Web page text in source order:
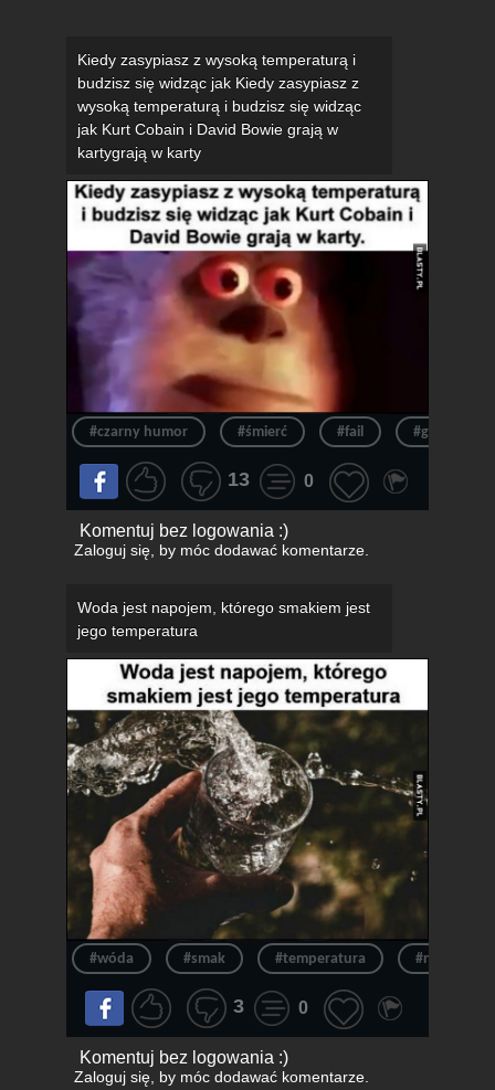
Kiedy zasypiasz z wysoką temperaturą i
budzisz się widząc jak Kiedy zasypiasz z
wysoką temperaturą i budzisz się widząc
jak Kurt Cobain i David Bowie grają w
kartygrają w karty
#czarny humor #śmierć #fail #gorączka
13 0
Komentuj bez logowania :)
Zaloguj się, by móc dodawać komentarze.
Woda jest napojem, którego smakiem jest
jego temperatura
#wóda #smak #temperatura #napój
3 0
Komentuj bez logowania :)
Zaloguj się, by móc dodawać komentarze.